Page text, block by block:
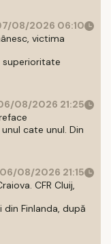
08/2026 06:10
victima
superioritate
08/2026 21:25
cate unul. Din
06/08/2026 21:15
CFR Cluij,
Finlanda, după